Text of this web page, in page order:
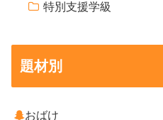
特別支援学級
題材別
おばけ